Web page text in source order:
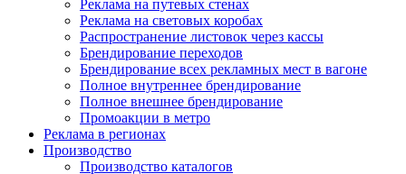
Реклама на путевых стенах
Реклама на световых коробах
Распространение листовок через кассы
Брендирование переходов
Брендирование всех рекламных мест в вагоне
Полное внутреннее брендирование
Полное внешнее брендирование
Промоакции в метро
Реклама в регионах
Производство
Производство каталогов